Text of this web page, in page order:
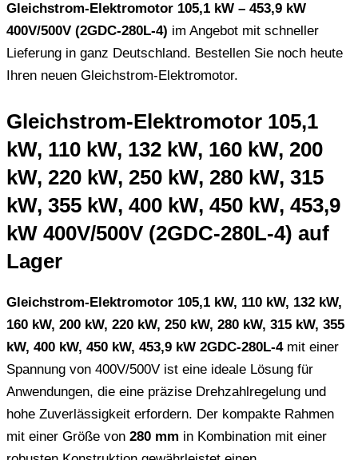
Gleichstrom-Elektromotor 105,1 kW – 453,9 kW
400V/500V (2GDC-280L-4) im Angebot mit schneller
Lieferung in ganz Deutschland. Bestellen Sie noch heute
Ihren neuen Gleichstrom-Elektromotor.
Gleichstrom-Elektromotor 105,1
kW, 110 kW, 132 kW, 160 kW, 200
kW, 220 kW, 250 kW, 280 kW, 315
kW, 355 kW, 400 kW, 450 kW, 453,9
kW 400V/500V (2GDC-280L-4) auf
Lager
Gleichstrom-Elektromotor 105,1 kW, 110 kW, 132 kW,
160 kW, 200 kW, 220 kW, 250 kW, 280 kW, 315 kW, 355
kW, 400 kW, 450 kW, 453,9 kW 2GDC-280L-4mit einer
Spannung von 400V/500V ist eine ideale Lösung für
Anwendungen, die eine präzise Drehzahlregelung und
hohe Zuverlässigkeit erfordern. Der kompakte Rahmen
mit einer Größe von 280 mm in Kombination mit einer